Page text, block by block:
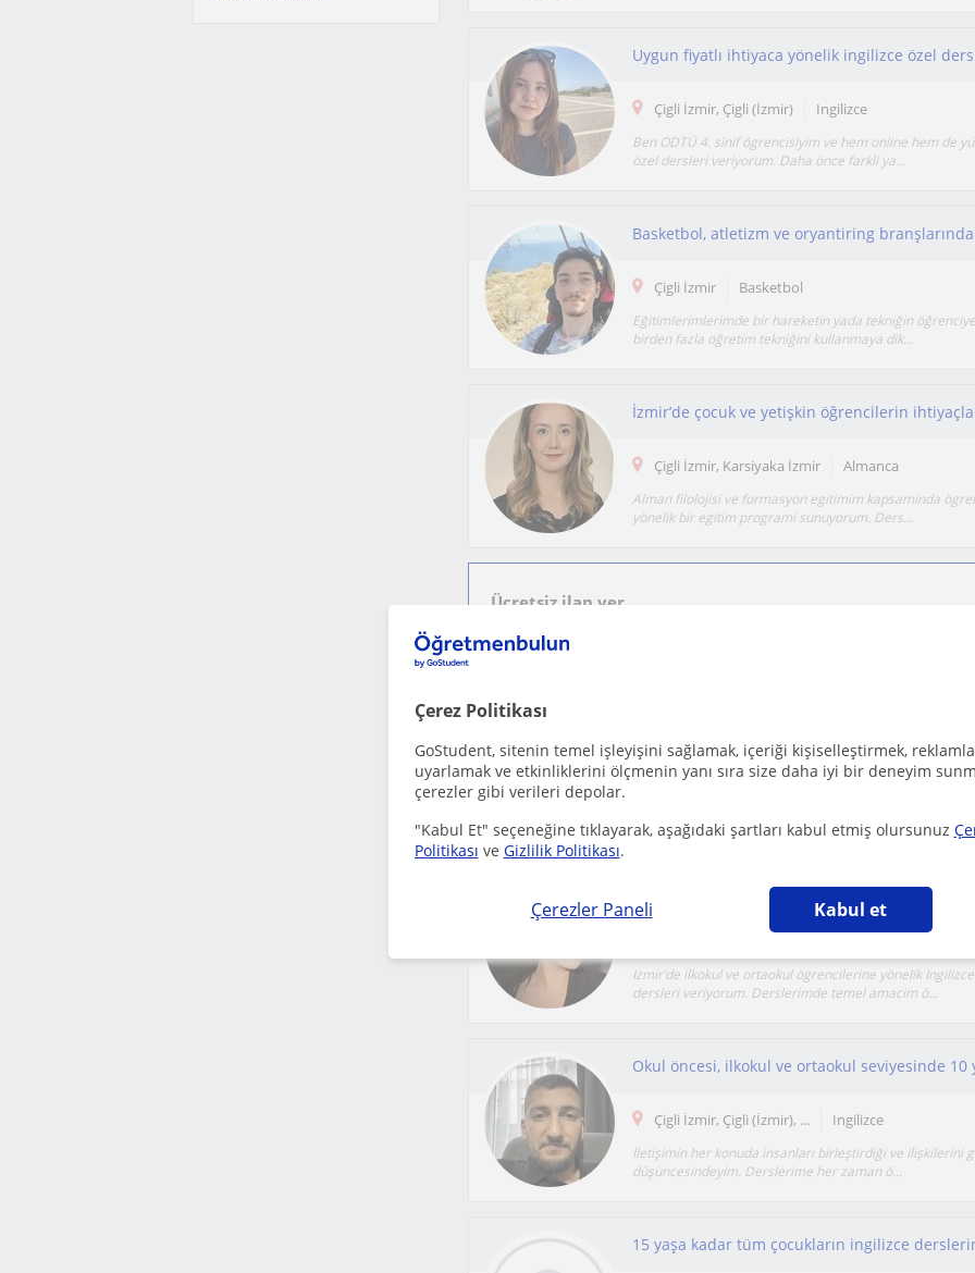
Çerez Politikası
GoStudent, sitenin temel işleyişini sağlamak, içeriği kişiselleştirmek,
uyarlamak ve etkinliklerini ölçmenin yanı sıra size daha iyi bir deneyim
çerezler gibi verileri depolar.
"Kabul Et" seçeneğine tıklayarak, aşağıdaki şartları kabul etmiş olursunuz
Politikası ve Gizlilik Politikası.
Çerezler Paneli Kabul et
Çigli İzmir, Çigli (İzmir) Ingilizce
Ben ODTÜ 4. sinif ögrencisiyim ve hem online hem de
özel dersleri veriyorum. Daha önce farkli ya...
Basketbol, atletizm ve oryantiring
Çigli İzmir Basketbol
Eğitimlerimlerimde bir hareketin yada tekniğin
birden fazla öğretim tekniğini kullanmaya dik...
Çigli İzmir, Karsiyaka İzmir Almanca
Alman filolojisi ve formasyon egitimim kapsaminda
yönelik bir egitim programi sunuyorum. Ders...
Ücretsiz ilan ver
Çigli İzmir, Çigli (İzmir), ... Matematik: Temel
Izmir’de ilkokul ve ortaokul ögrencilerine yönelik
dersleri veriyorum. Derslerimde temel amacim ö...
Çigli İzmir, Çigli (İzmir), ... Ingilizce
İletişimin her konuda insanları birleştirdiği ve ilişkilerini
düşüncesindeyim. Derslerime her zaman ö...